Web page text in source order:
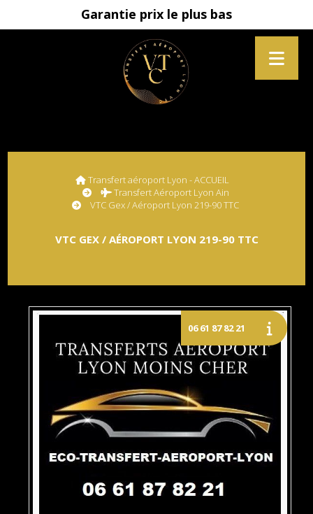
Garantie prix le plus bas
Transfert aéroport Lyon - ACCUEIL
Transfert Aéroport Lyon Ain
VTC Gex / Aéroport Lyon 219-90 TTC
VTC GEX / AÉROPORT LYON 219-90 TTC